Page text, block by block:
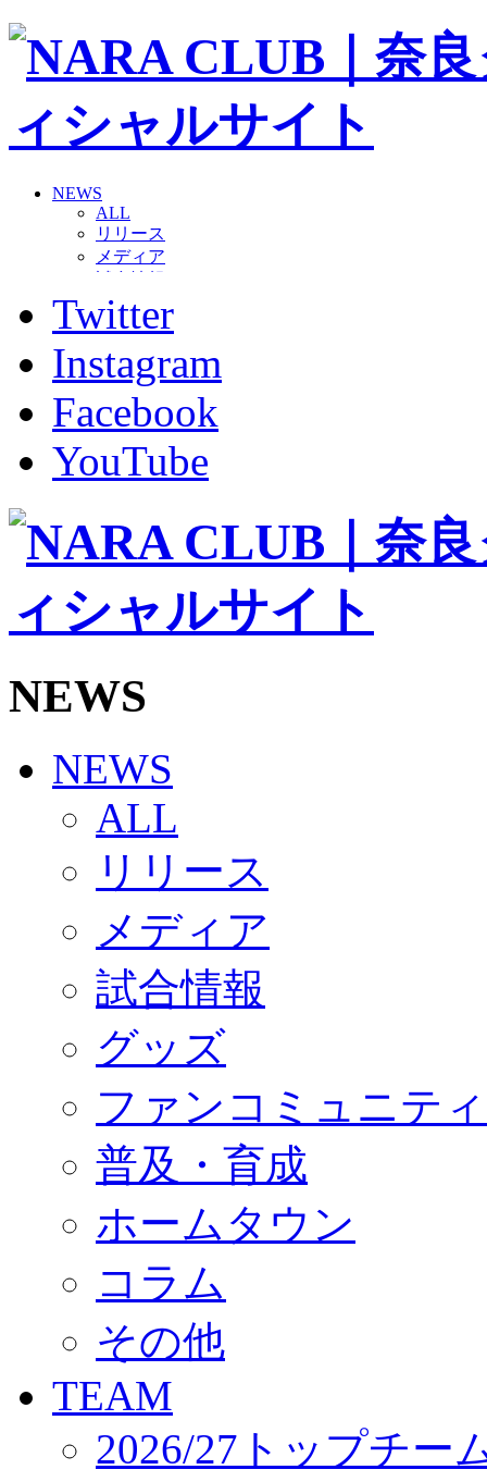
NEWS
ALL
リリース
メディア
グッズ
ファンコミュニティ
ホームタウン
コラム
その他
TEAM
2026/27トップチーム
2026/27トップチームスタッフ
バモス
チアダンススクール
ボランティアチーム「volundeer」
ビクトリーロード
HOMEGAME
観戦ルール＆マナー
Jリーグ運営管理規定
写真・動画使用ガイドライン
SCHEDULE
2026/27
練習見学時のファンサービスについて
TICKET
奈良クラブ明治安田J3リーグ2026/27シーズン試
奈良クラブ明治安田Ｊ3リーグ 2026/27シーズン「
観戦ルール＆マナー
2026/27ファンコミュニティ
サポートショップ
GOODS
オフィシャルストア（実店舗）
オンラインストア
ACADEMY
アカデミーについて
コーチ&スタッフ
ジュニア
ジュニアユース
ユース
練習拠点（ナラディーア）
SCHOOL
CLUB
パートナー募集
クラブ理念
サステナビリティ
Web制作支援
応援プロジェクト
Twitter
Instagram
Facebook
YouTube
NEWS
NEWS
ALL
リリース
メディア
試合情報
グッズ
ファンコミュニティ
普及・育成
ホームタウン
コラム
その他
TEAM
2026/27トップチー